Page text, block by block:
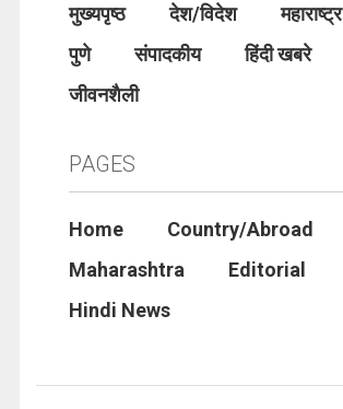
मुख्यपृष्ठ देश/विदेश
महाराष्ट्र
पुणे
संपादकीय
हिंदी खबरे
जीवनशैली
PAGES
Home
Country/Abroad
Maharashtra
Editorial
Hindi News